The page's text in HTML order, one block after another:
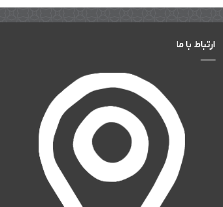
ارتباط با ما